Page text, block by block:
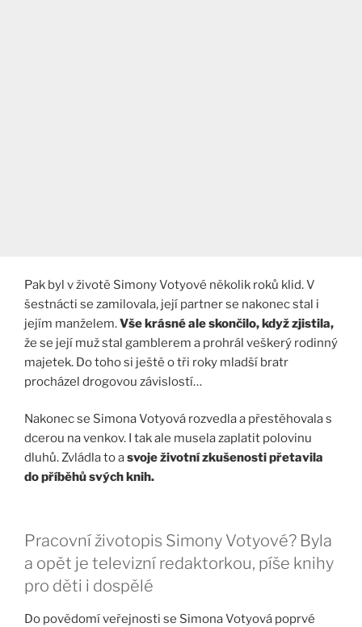
Pak byl v životě Simony Votyové několik roků klid. V
šestnácti se zamilovala, její partner se nakonec stal i
jejím manželem.Vše krásné ale skončilo, když zjistila,
že se její muž stal gamblerem a prohrál veškerý rodinný
majetek. Do toho si ještě o tři roky mladší bratr
procházel drogovou závislostí…
Nakonec se Simona Votyová rozvedla a přestěhovala s
dcerou na venkov. I tak ale musela zaplatit polovinu
dluhů. Zvládla to asvoje životní zkušenosti přetavila
do příběhů svých knih.
Pracovní životopis Simony Votyové? Byla
a opět je televizní redaktorkou, píše knihy
pro děti i dospělé
Do povědomí veřejnosti se Simona Votyová poprvé